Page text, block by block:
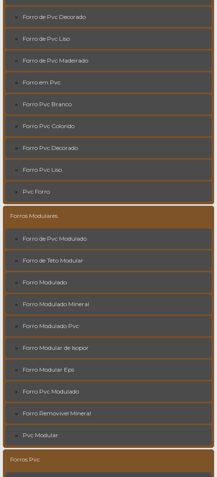
Forro de Pvc Decorado
Forro de Pvc Liso
Forro de Pvc Madeirado
Forro em Pvc
Forro Pvc Branco
Forro Pvc Colorido
Forro Pvc Decorado
Forro Pvc Liso
Pvc Forro
Forros Modulares
Forro de Pvc Modulado
Forro de Teto Modular
Forro Modulado
Forro Modulado Mineral
Forro Modulado Pvc
Forro Modular de Isopor
Forro Modular Eps
Forro Pvc Modulado
Forro Removível Mineral
Pvc Modular
Forros Pvc